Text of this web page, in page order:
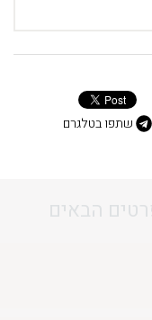
שתפו בטלגרם
הבאים